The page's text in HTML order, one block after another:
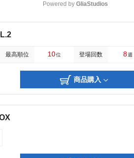
e
Powered by GliaStudios
最高順位 10位 登場回数 8週
商品購入